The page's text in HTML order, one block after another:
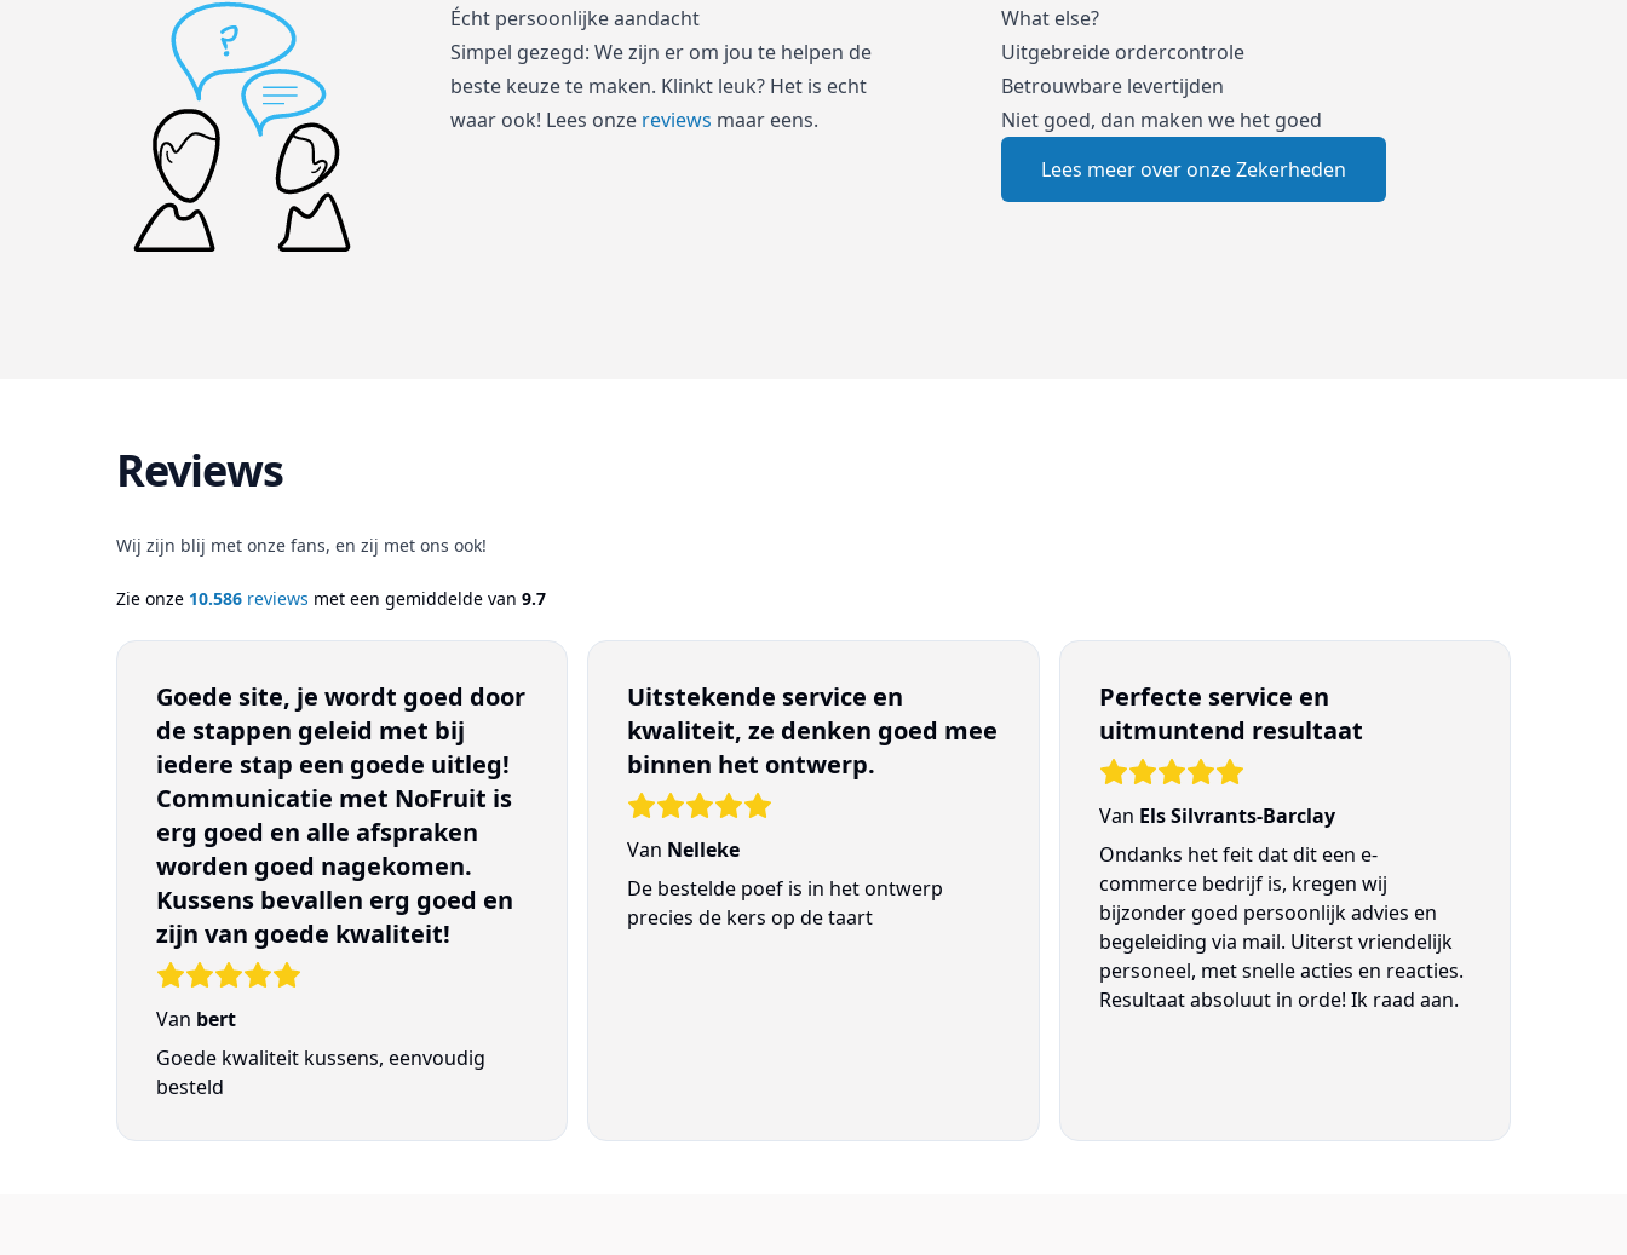
Écht persoonlijke aandacht
Simpel gezegd: We zijn er om jou te helpen de
beste keuze te maken. Klinkt leuk? Het is echt
waar ook! Lees onze reviews maar eens.
What else?
Uitgebreide ordercontrole
Betrouwbare levertijden
Niet goed, dan maken we het goed
Lees meer over onze Zekerheden
Reviews
Wij zijn blij met onze fans, en zij met ons ook!
Zie onze 10.586 reviews met een gemiddelde van 9.7
Goede site, je wordt goed door
de stappen geleid met bij
iedere stap een goede uitleg!
Communicatie met NoFruit is
erg goed en alle afspraken
worden goed nagekomen.
Kussens bevallen erg goed en
zijn van goede kwaliteit!
Van bert
Goede kwaliteit kussens, eenvoudig
besteld
Uitstekende service en
kwaliteit, ze denken goed mee
binnen het ontwerp.
Van Nelleke
De bestelde poef is in het ontwerp
precies de kers op de taart
Perfecte service en
uitmuntend resultaat
Van Els Silvrants-Barclay
Ondanks het feit dat dit een e-
commerce bedrijf is, kregen wij
bijzonder goed persoonlijk advies en
begeleiding via mail. Uiterst vriendelijk
personeel, met snelle acties en reacties.
Resultaat absoluut in orde! Ik raad aan.